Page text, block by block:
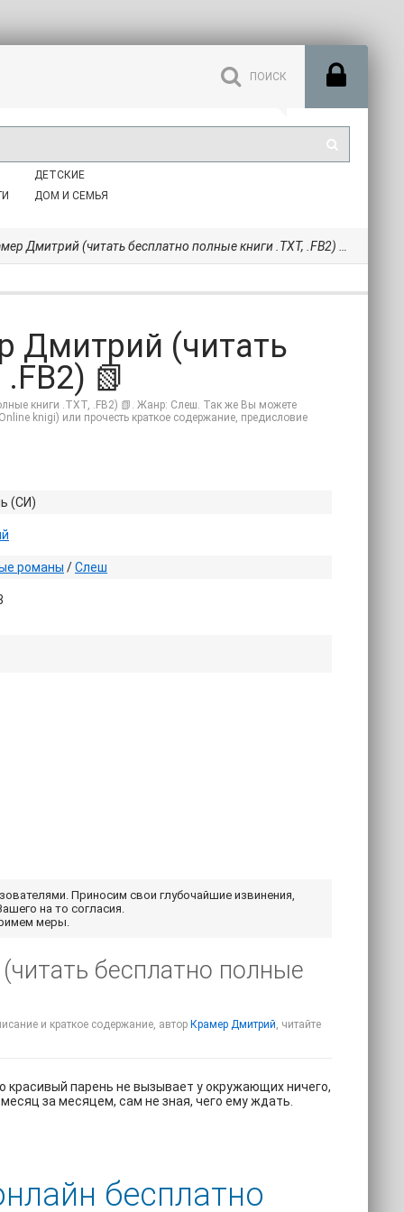
ДЕТСКИЕ
ДОМ И СЕМЬЯ
Дмитрий (читать бесплатно полные книги .TXT, .FB2) 📗
Дмитрий (читать
📗
книги .TXT, .FB2) 📗. Жанр: Слеш. Так же Вы можете
knigi) или прочесть краткое содержание, предисловие
(СИ)
романы /Слеш
Приносим свои глубочайшие извинения,
на то согласия.
меры.
бесплатно полные
и краткое содержание, автор Крамер Дмитрий, читайте
красивый парень не вызывает у окружающих ничего,
за месяцем, сам не зная, чего ему ждать.
бесплатно